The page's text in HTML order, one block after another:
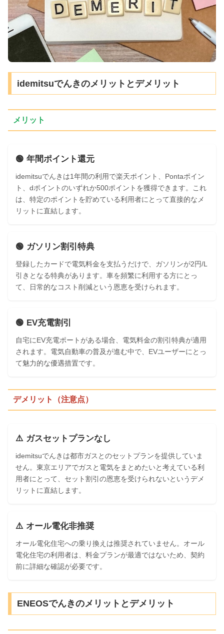
idemitsuでんきのメリットとデメリット
メリット
🟢 年間ポイント還元
idemitsuでんきは1年間の利用で楽天ポイント、Pontaポイン
ト、dポイントのいずれか500ポイントを獲得できます。これ
は、特定のポイントを貯めている利用者にとって直接的なメ
リットに直結します。
🟢 ガソリン割引特典
登録したカードで電気料金を支払うだけで、ガソリンが2円/L
引きとなる特典があります。車を頻繁に利用する方にとっ
て、日常的なコスト削減という恩恵を受けられます。
🟢 EV充電割引
自宅にEV充電ポートがある場合、電気料金の割引特典が適用
されます。電気自動車の普及が進む中で、EVユーザーにとっ
て魅力的な優遇措置です。
デメリット（注意点）
⚠️ ガスセットプランなし
idemitsuでんきは都市ガスとのセットプランを提供していま
せん。東京エリアでガスと電気をまとめたいと考えている利
用者にとって、セット割引の恩恵を受けられないというデメ
リットに直結します。
⚠️ オール電化非推奨
オール電化住宅への乗り換えは推奨されていません。オール
電化住宅の利用者は、料金プランが最適ではないため、契約
前に詳細な確認が必要です。
ENEOSでんきのメリットとデメリット